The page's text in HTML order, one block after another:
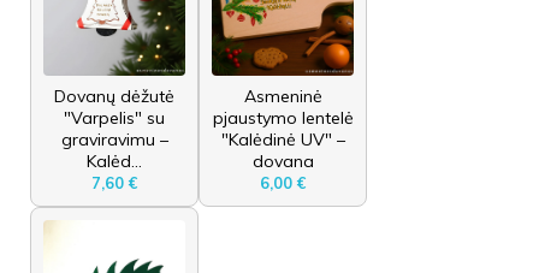
Dovanų dėžutė
"Varpelis" su
graviravimu –
Kalėd...
7,60 €
Asmeninė
pjaustymo lentelė
"Kalėdinė UV" –
dovana
6,00 €